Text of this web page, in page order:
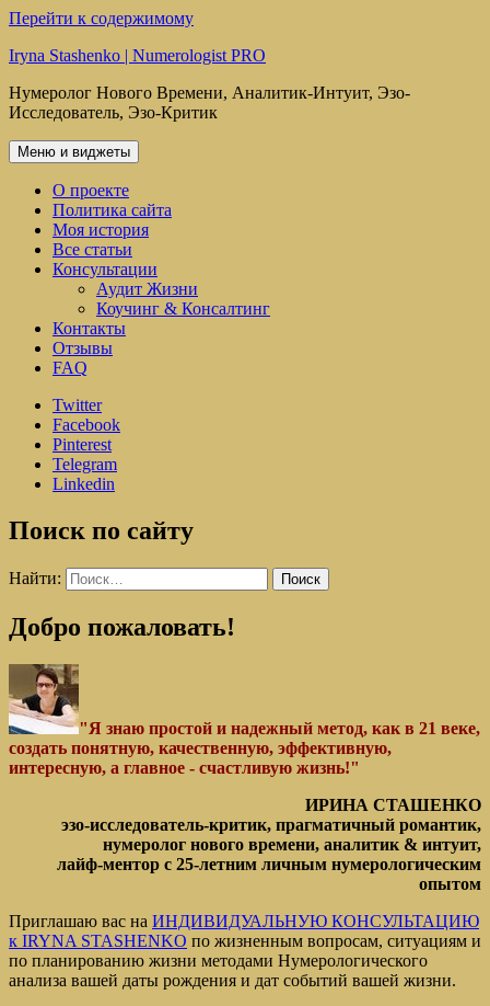
Перейти к содержимому
Iryna Stashenko | Numerologist PRO
Нумеролог Нового Времени, Аналитик-Интуит, Эзо-
Исследователь, Эзо-Критик
Меню и виджеты
О проекте
Политика сайта
Моя история
Все статьи
Консультации
Аудит Жизни
Коучинг & Консалтинг
Контакты
Отзывы
FAQ
Twitter
Facebook
Pinterest
Telegram
Linkedin
Поиск по сайту
Найти:
Добро пожаловать!
"Я знаю простой и надежный метод, как в 21 веке,
создать понятную, качественную, эффективную,
интересную, а главное - счастливую жизнь!"
ИРИНА СТАШЕНКО
эзо-исследователь-критик, прагматичный романтик,
нумеролог нового времени, аналитик & интуит,
лайф-ментор с 25-летним личным нумерологическим
опытом
Приглашаю вас на ИНДИВИДУАЛЬНУЮ КОНСУЛЬТАЦИЮ
к IRYNA STASHENKO по жизненным вопросам, ситуациям и
по планированию жизни методами Нумерологического
анализа вашей даты рождения и дат событий вашей жизни.